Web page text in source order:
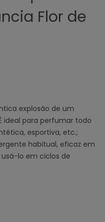
Flor de
explosão de um
ideal para perfumar todo
esportiva, etc.;
habitual, eficaz em
lo em ciclos de